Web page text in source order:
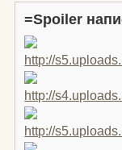
=Spoiler